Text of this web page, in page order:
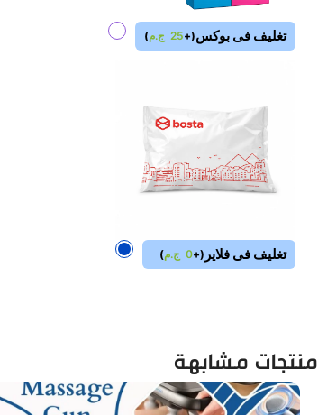
تغليف فى بوكس(
+
25 ج.م)
تغليف فى فلاير (
+
0 ج.م)
منتجات مشابهة